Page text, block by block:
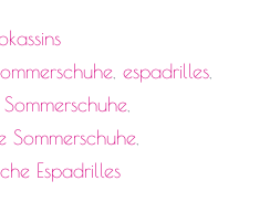
espadrilles
Sommerschuhe
Espadrilles